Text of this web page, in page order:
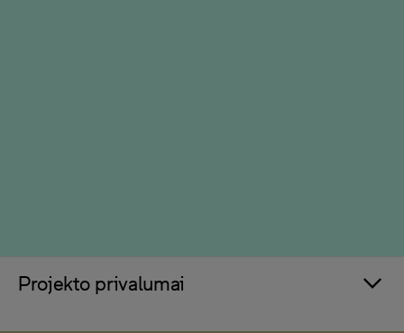
Projekto privalumai